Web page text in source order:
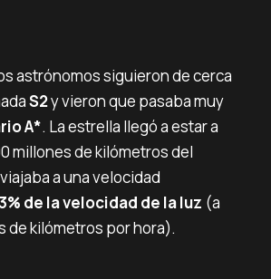
astrónomos siguieron de cerca
S2y vieron que pasaba muy
A*. La estrella llegó a estar a
millones de kilómetros del
a una velocidad
de la velocidad de la luz (a
de kilómetros por hora).